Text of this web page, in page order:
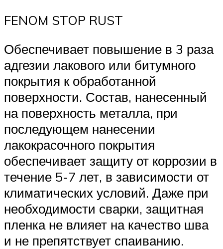
FENOM STOP RUST
Обеспечивает повышение в 3 раза
адгезии лакового или битумного
покрытия к обработанной
поверхности. Состав, нанесенный
на поверхность металла, при
последующем нанесении
лакокрасочного покрытия
обеспечивает защиту от коррозии в
течение 5-7 лет, в зависимости от
климатических условий. Даже при
необходимости сварки, защитная
пленка не влияет на качество шва
и не препятствует спаиванию.